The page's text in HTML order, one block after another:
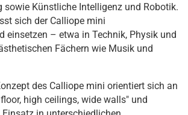
sowie Künstliche Intelligenz und Robotik.
sich der Calliope mini
einsetzen – etwa in Technik, Physik und
Fächern wie Musik und
des Calliope mini orientiert sich an
high ceilings, wide walls" und